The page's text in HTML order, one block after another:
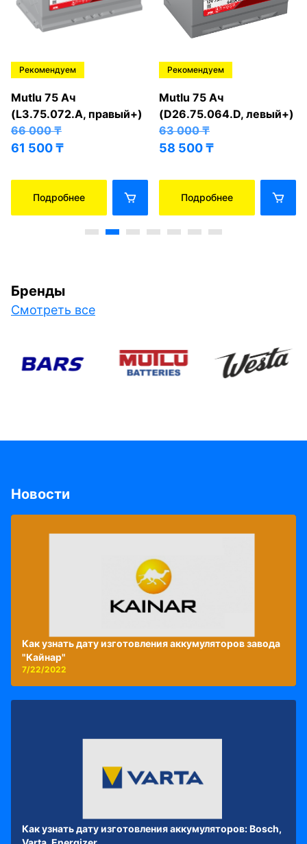
Рекомендуем
Mutlu 75 Ач
(L3.75.072.A, правый+)
66 000₸
61 500₸
Подробнее
Рекомендуем
Mutlu 75 Ач
(D26.75.064.D, левый+)
63 000₸
58 500₸
Подробнее
Бренды
Смотреть все
Новости
Как узнать дату изготовления аккумуляторов завода
"Кайнар"
7/22/2022
Как узнать дату изготовления аккумуляторов: Bosch,